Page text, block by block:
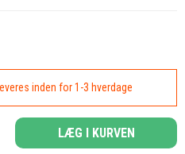
inden for 1-3 hverdage
LÆG I KURVEN